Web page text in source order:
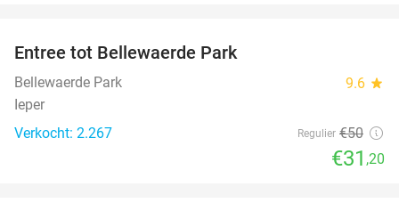
Entree tot Bellewaerde Park
Bellewaerde Park 9.6 star
Ieper
Verkocht: 2.267
Regulier €50
€31 ,20